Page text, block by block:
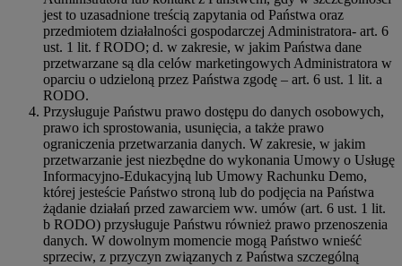
jest to uzasadnione treścią zapytania od Państwa oraz
przedmiotem działalności gospodarczej Administratora- art. 6
ust. 1 lit. f RODO; d. w zakresie, w jakim Państwa dane
przetwarzane są dla celów marketingowych Administratora w
oparciu o udzieloną przez Państwa zgodę – art. 6 ust. 1 lit. a
RODO.
Przysługuje Państwu prawo dostępu do danych osobowych,
prawo ich sprostowania, usunięcia, a także prawo
ograniczenia przetwarzania danych. W zakresie, w jakim
przetwarzanie jest niezbędne do wykonania Umowy o Usługę
Informacyjno-Edukacyjną lub Umowy Rachunku Demo,
której jesteście Państwo stroną lub do podjęcia na Państwa
żądanie działań przed zawarciem ww. umów (art. 6 ust. 1 lit.
b RODO) przysługuje Państwu również prawo przenoszenia
danych. W dowolnym momencie mogą Państwo wnieść
sprzeciw, z przyczyn związanych z Państwa szczególną